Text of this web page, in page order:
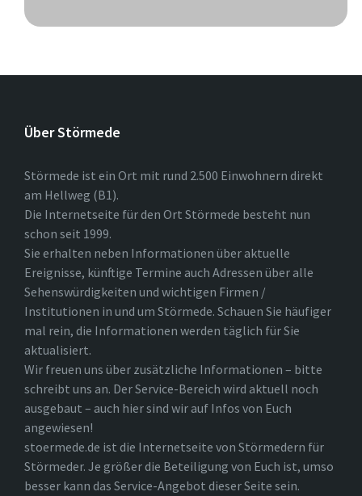
Über Störmede
Störmede ist ein Ort mit rund 2.500 Einwohnern direkt
am Hellweg (B1).
Die Internetseite für den Ort Störmede besteht nun
schon seit 1999.
Sie erhalten neben Informationen über aktuelle
Ereignisse, künftige Termine auch Adressen über alle
Sehenswürdigkeiten und wichtigen Firmen /
Institutionen in und um Störmede. Schauen Sie häufiger
mal rein, die Informationen werden täglich für Sie
aktualisiert.
Wir freuen uns über zusätzliche Informationen – bitte
schreibt uns an. Der Service-Bereich wird aktuell noch
ausgebaut – auch hier sind wir auf Infos von Euch
angewiesen!
stoermede.de ist die Internetseite von Störmedern für
Störmeder. Je größer die Beteiligung von Euch ist, umso
besser kann das Service-Angebot dieser Seite sein.